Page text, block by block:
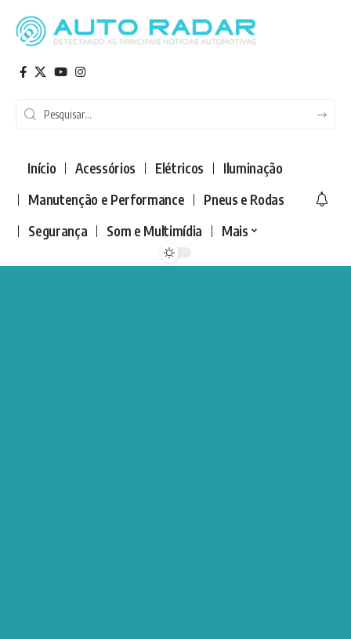
Início Acessórios Elétricos
Iluminação
Manutenção e Performance
Pneus e Rodas
Segurança
Som e Multimídia Mais